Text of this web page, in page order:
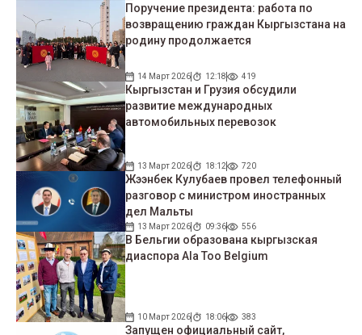
Поручение президента: работа по
возвращению граждан Кыргызстана на
родину продолжается
14 Март 2026 12:18 419
Кыргызстан и Грузия обсудили
развитие международных
автомобильных перевозок
13 Март 2026 18:12 720
Жээнбек Кулубаев провел телефонный
разговор с министром иностранных
дел Мальты
13 Март 2026 09:36 556
В Бельгии образована кыргызская
диаспора Ala Too Belgium
10 Март 2026 18:06 383
Запущен официальный сайт,